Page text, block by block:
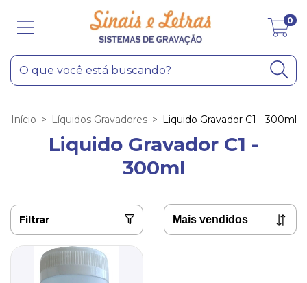
0
Início > Líquidos Gravadores > Liquido Gravador C1 - 300ml
Liquido Gravador C1 -
300ml
Filtrar